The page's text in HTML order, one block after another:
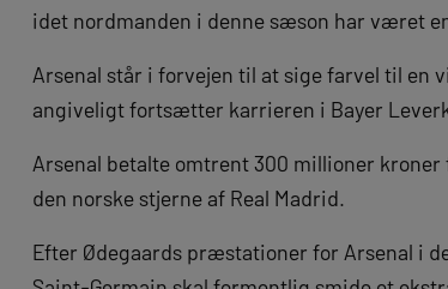
idet nordmanden i denne sæson har været
Arsenal står i forvejen til at sige farvel til en
angiveligt fortsætter karrieren i Bayer
Arsenal betalte omtrent 300 millioner
den norske stjerne af Real Madrid.
Efter Ødegaards præstationer for Arsenal i